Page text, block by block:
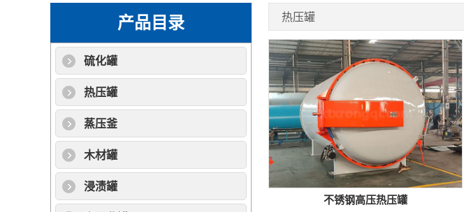
产品目录
硫化罐
热压罐
蒸压釜
木材罐
浸渍罐
热压罐
不锈钢高压热压罐